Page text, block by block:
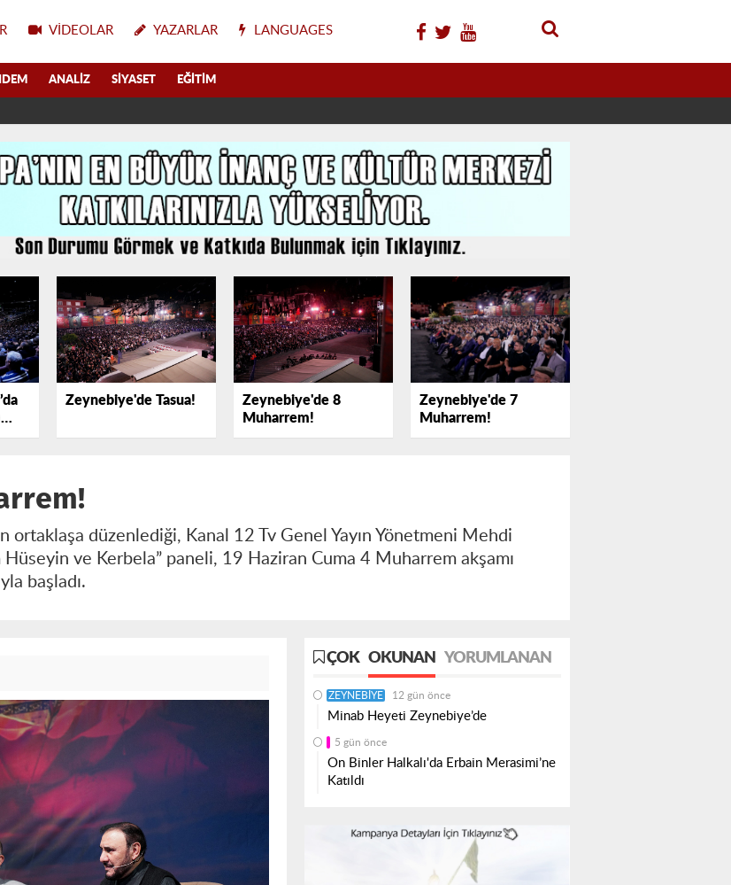
VIDEOLAR YAZARLAR LANGUAGES
ANALIZ SIYASET EĞITIM
Zeynebiye'de Tasua!
Zeynebiye'de 8
Muharrem!
Zeynebiye'de 7
Muharrem!
ortaklaşa düzenlediği, Kanal 12 Tv Genel Yayın Yönetmeni Mehdi
Hüseyin ve Kerbela” paneli, 19 Haziran Cuma 4 Muharrem akşamı
başladı.
ÇOK OKUNAN YORUMLANAN
ZEYNEBIYE 12 gün önce
Minab Heyeti Zeynebiye’de
5 gün önce
On Binler Halkalı'da Erbain Merasimi’ne
Katıldı